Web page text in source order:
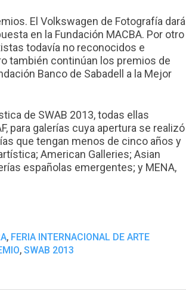
El Volkswagen de Fotografía dará
en la Fundación MACBA. Por otro
todavía no reconocidos e
también continúan los premios de
Banco de Sabadell a la Mejor
de SWAB 2013, todas ellas
para galerías cuya apertura se realizó
que tengan menos de cinco años y
American Galleries; Asian
españolas emergentes; y MENA,
, FERIA INTERNACIONAL DE ARTE
, SWAB 2013